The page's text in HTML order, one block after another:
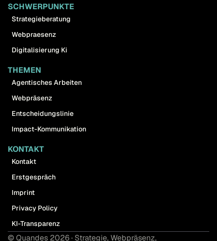
SCHWERPUNKTE
Strategieberatung
Webpraesenz
Digitalisierung Ki
THEMEN
Agentisches Arbeiten
Webpräsenz
Entscheidungslinie
Impact-Kommunikation
KONTAKT
Kontakt
Erstgespräch
Imprint
Privacy Policy
KI-Transparenz
© Quandes 2026 · Strategie, Webpräsenz,